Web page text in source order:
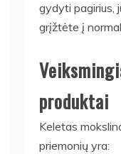
gydyti pagirius,
grįžtėte į
produktai
Keletas
priemonių yra: